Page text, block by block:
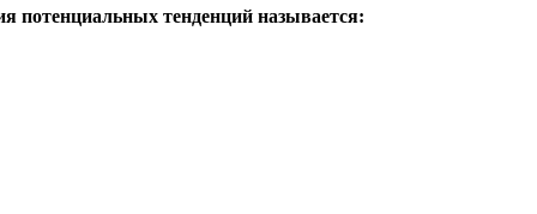
потенциальных тенденций называется: